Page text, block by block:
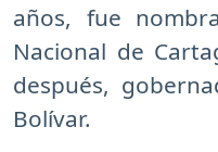
años, fue
Nacional de
después,
Bolívar.